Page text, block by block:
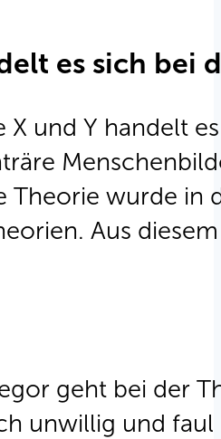
es sich bei
X und Y handelt
Theorie wurde
Aus
geht bei der
unwillig und